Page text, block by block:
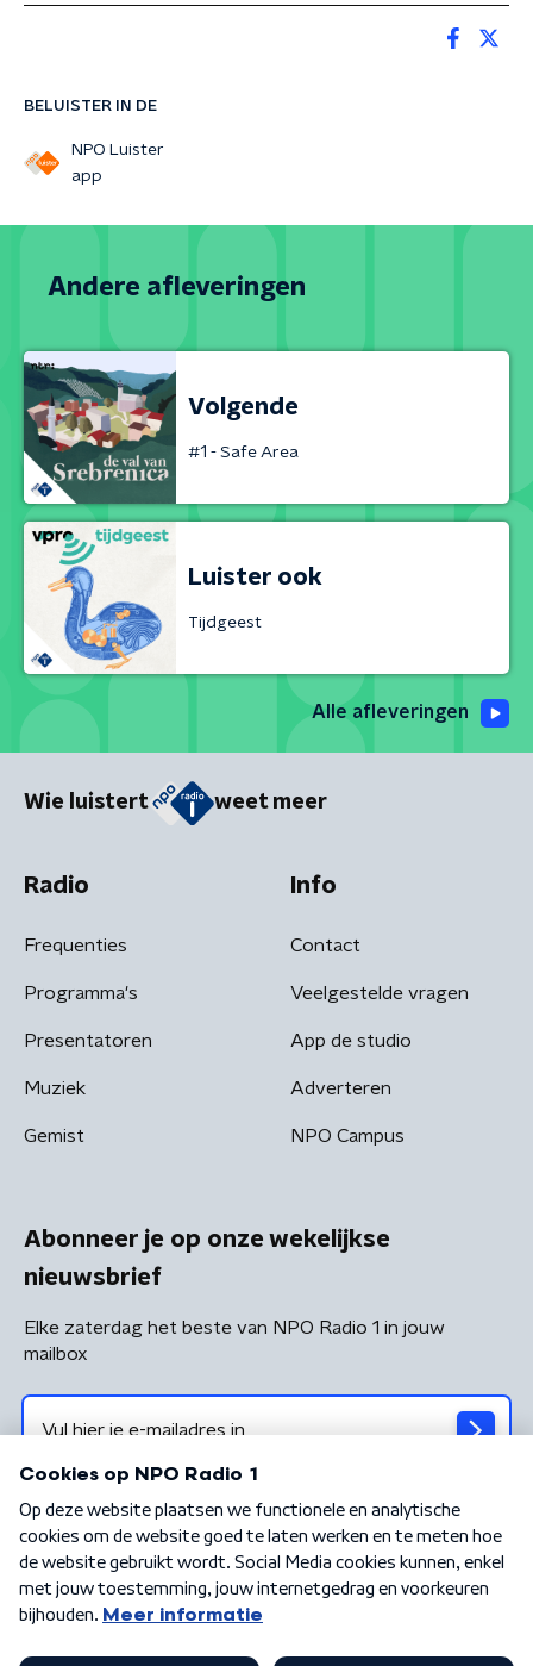
BELUISTER IN DE
NPO Luister
app
Andere afleveringen
Volgende
#1 - Safe Area
Luister ook
Tijdgeest
Alle afleveringen
Wie luistert weet meer
Radio
Frequenties
Programma's
Presentatoren
Muziek
Gemist
Info
Contact
Veelgestelde vragen
App de studio
Adverteren
NPO Campus
Abonneer je op onze wekelijkse
nieuwsbrief
Elke zaterdag het beste van NPO Radio 1 in jouw
mailbox
Algemene voorwaarden